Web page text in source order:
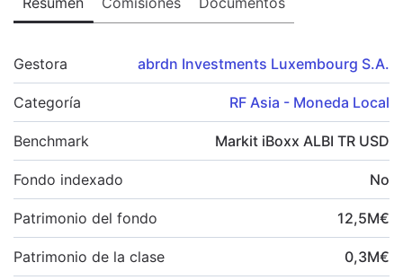
Gestora abrdn Investments Luxembourg S.A.
Categoría RF Asia - Moneda Local
Benchmark Markit iBoxx ALBI TR USD
Fondo indexado No
Patrimonio del fondo 12,5M€
Patrimonio de la clase 0,3M€